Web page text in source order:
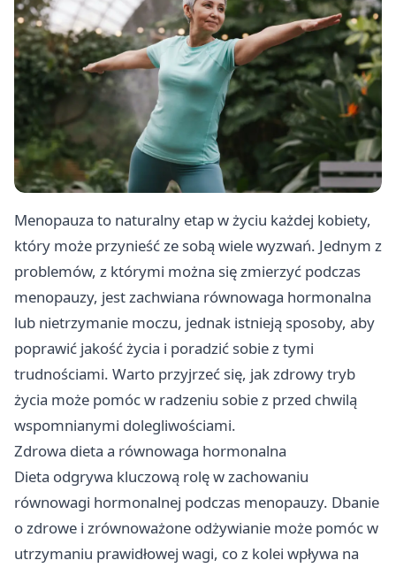
Menopauza to naturalny etap w życiu każdej kobiety,
który może przynieść ze sobą wiele wyzwań. Jednym z
problemów, z którymi można się zmierzyć podczas
menopauzy, jest zachwiana równowaga hormonalna
lub nietrzymanie moczu, jednak istnieją sposoby, aby
poprawić jakość życia i poradzić sobie z tymi
trudnościami. Warto przyjrzeć się, jak zdrowy tryb
życia może pomóc w radzeniu sobie z przed chwilą
wspomnianymi dolegliwościami.
Zdrowa dieta a równowaga hormonalna
Dieta odgrywa kluczową rolę w zachowaniu
równowagi hormonalnej podczas menopauzy. Dbanie
o zdrowe i zrównoważone odżywianie może pomóc w
utrzymaniu prawidłowej wagi, co z kolei wpływa na